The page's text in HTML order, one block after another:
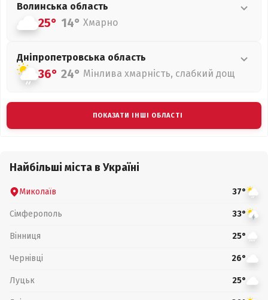
Волинська область
25° 14° Хмарно
Дніпропетровська область
36° 24° Мінлива хмарність, слабкий дощ
ПОКАЗАТИ ІНШІ ОБЛАСТІ
Найбільші міста в Україні
Миколаїв 37°
Сімферополь 33°
Вінниця 25°
Чернівці 26°
Луцьк 25°